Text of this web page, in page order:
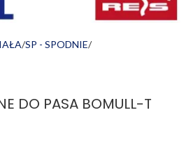
SP - SPODNIE
DO PASA BOMULL-T